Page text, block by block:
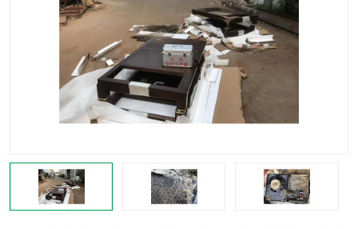
灭蜱虫 消杀
灭跳蚤
灭蚊虫 灭蟑螂
害虫防治 灭杀害虫